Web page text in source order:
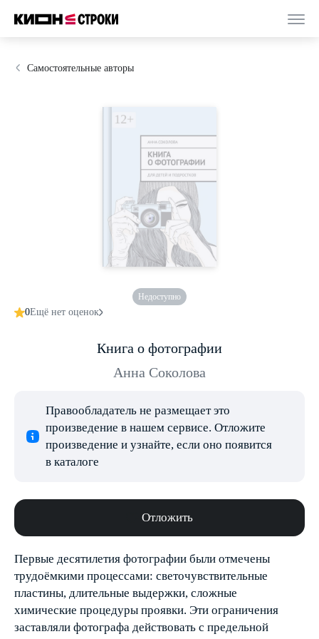
Самостоятельные авторы
Недоступно
0Ещё нет оценок
Книга о фотографии
Анна Соколова
Правообладатель не размещает это
произведение в нашем сервисе. Отложите
произведение и узнайте, если оно появится
в каталоге
Отложить
Первые десятилетия фотографии были отмечены
трудоёмкими процессами: светочувствительные
пластины, длительные выдержки, сложные
химические процедуры проявки. Эти ограничения
заставляли фотографа действовать с предельной